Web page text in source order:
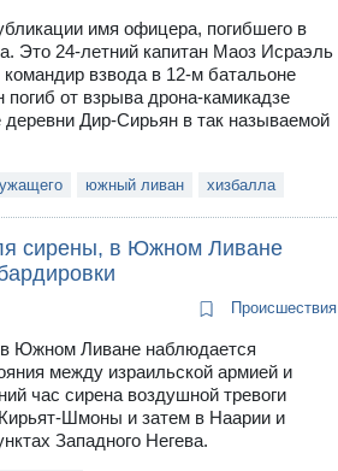
имя офицера, погибшего в
Это 24-летний капитан Маоз Исраэль
взвода в 12-м батальоне
от взрыва дрона-камикадзе
Дир-Сирьян в так называемой
южный ливан хизбалла
сирены, в Южном Ливане
Происшествия
Южном Ливане наблюдается
между израильской армией и
час сирена воздушной тревоги
Шмоны и затем в Наарии и
Западного Негева.